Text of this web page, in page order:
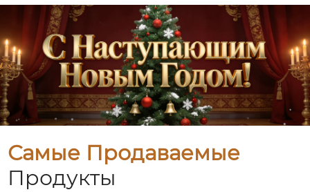
Самые Продаваемые
Продукты